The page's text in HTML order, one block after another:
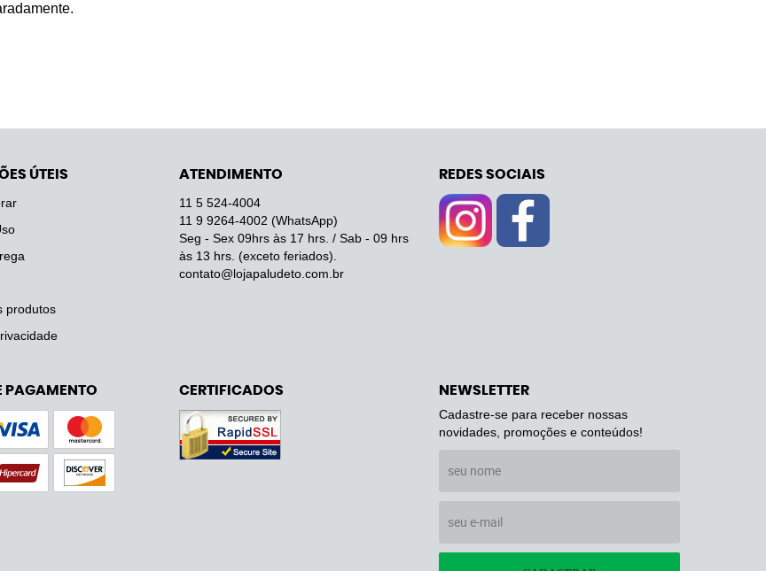
ÚTEIS
produtos
ATENDIMENTO
11 5 524-4004
11 9 9264-4002 (WhatsApp)
Seg - Sex 09hrs às 17 hrs. / Sab - 09 hrs
às 13 hrs. (exceto feriados).
contato@lojapaludeto.com.br
REDES SOCIAIS
PAGAMENTO CERTIFICADOS
NEWSLETTER
Cadastre-se para receber nossas
novidades, promoções e conteúdos!